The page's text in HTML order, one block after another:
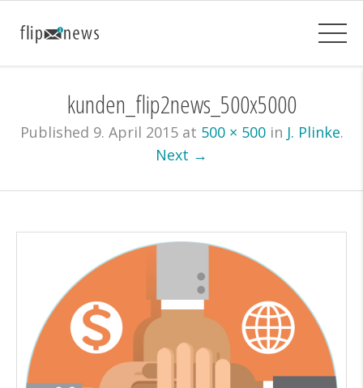
kunden_flip2news_500x5000
Published 9. April 2015at 500 × 500in J. Plinke.
Next →